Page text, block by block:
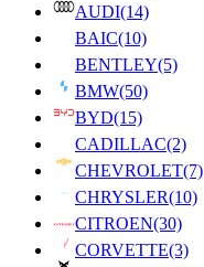
AUDI(14)
BAIC(10)
BENTLEY(5)
BMW(50)
BYD(15)
CADILLAC(2)
CHEVROLET(7)
CHRYSLER(10)
CITROEN(30)
CORVETTE(3)